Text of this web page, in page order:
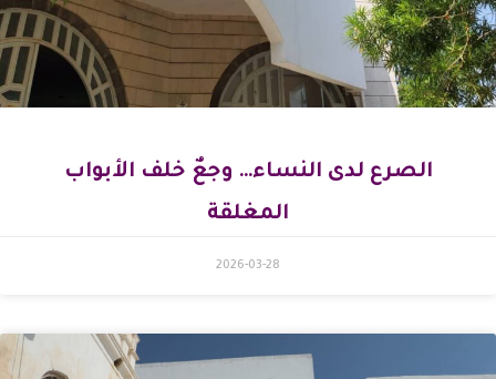
الصرع لدى النساء… وجعٌ خلف الأبواب
المغلقة
2026-03-28